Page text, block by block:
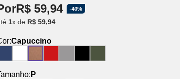
R$ 59,94 -40%
1x de R$ 59,94
Capuccino
P